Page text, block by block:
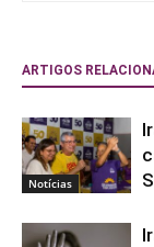
ARTIGOS
Notícias